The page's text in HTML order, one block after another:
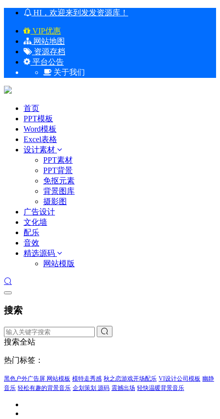
HI，欢迎来到发发资源库！
VIP优惠
网站地图
资源存档
平台公告
关于我们
首页
PPT模板
Word模板
Excel表格
设计素材
PPT素材
PPT背景
免抠元素
背景图库
摄影图
广告设计
文化墙
配乐
音效
精选源码
网站模版
搜索
搜索全站
热门标签：
黑色户外广告屏 网站模板 模特走秀感 秋之恋游戏开场配乐 VI设计公司模板 幽静
音乐 轻松有趣的背景音乐 企划策划 源码 震撼出场 轻快温暖背景音乐